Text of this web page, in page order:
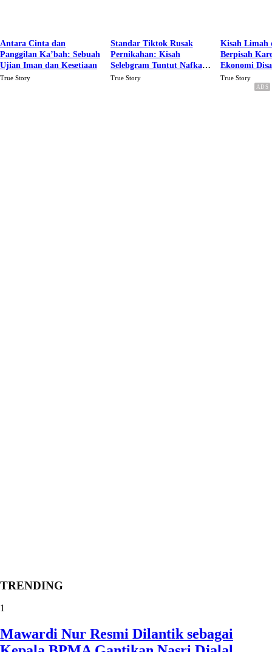
Antara Cinta dan
Panggilan Ka’bah: Sebuah
Ujian Iman dan Kesetiaan
True Story
Standar Tiktok Rusak
Pernikahan: Kisah
Selebgram Tuntut Nafkah
Rp.15 Juta Perbulan
True Story
Kisah Limah
Berpisah
Ekonomi
Karena Cinta
True Story
TRENDING
1
Mawardi Nur Resmi Dilantik sebagai